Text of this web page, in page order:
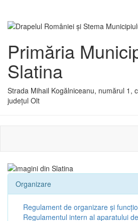
Primăria
Slatina
Strada Mihail Kogălniceanu, numărul 1,
județul Olt
Organizare
Regulament de organizare și
Regulamentul intern al aparatului